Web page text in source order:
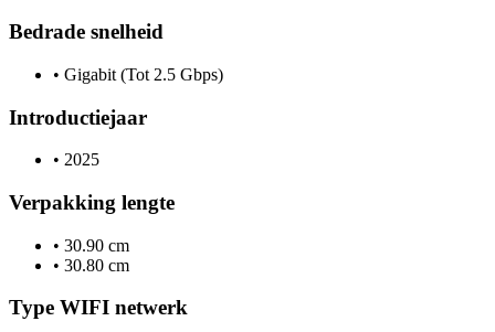
Bedrade snelheid
• Gigabit (Tot 2.5 Gbps)
Introductiejaar
• 2025
Verpakking lengte
• 30.90 cm
• 30.80 cm
Type WIFI netwerk